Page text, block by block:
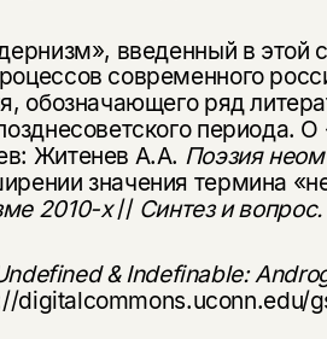
введенный в этой
современного
обозначающего ряд
периода.
Житенев А.А. Поэзия
значения термина
2010-х// Синтез и
& Indefinable:
digitalcommons.uconn.edu/